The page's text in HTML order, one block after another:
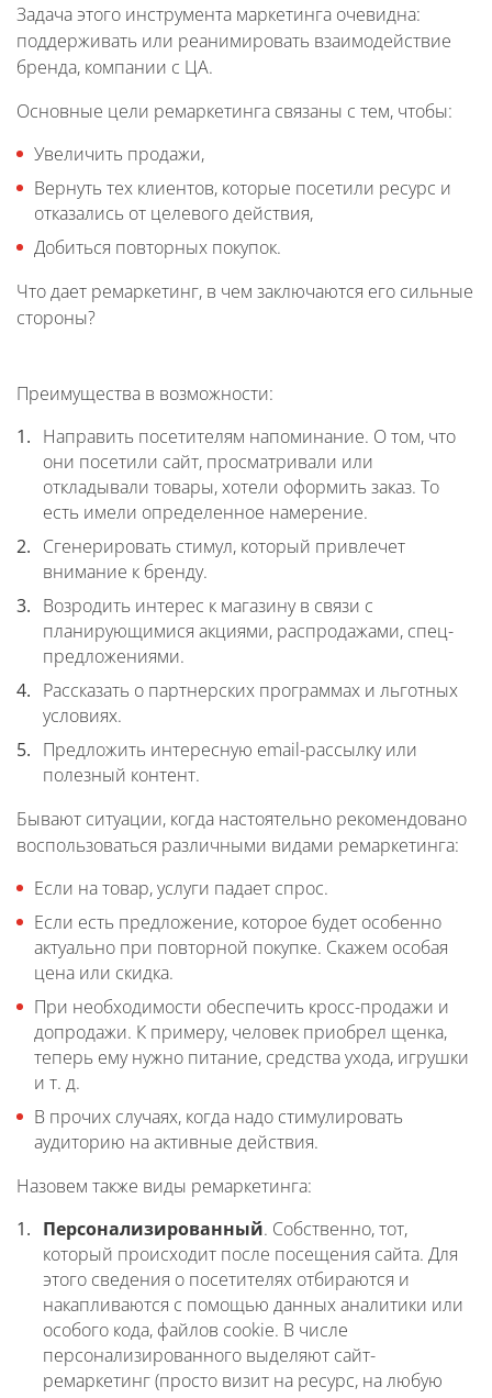
Задача этого инструмента маркетинга очевидна:
поддерживать или реанимировать взаимодействие
бренда, компании с ЦА.
Основные цели ремаркетинга связаны с тем, чтобы:
Увеличить продажи,
Вернуть тех клиентов, которые посетили ресурс и
отказались от целевого действия,
Добиться повторных покупок.
Что дает ремаркетинг, в чем заключаются его сильные
стороны?
Преимущества в возможности:
Направить посетителям напоминание. О том, что
они посетили сайт, просматривали или
откладывали товары, хотели оформить заказ. То
есть имели определенное намерение.
Сгенерировать стимул, который привлечет
внимание к бренду.
Возродить интерес к магазину в связи с
планирующимися акциями, распродажами, спец-
предложениями.
Рассказать о партнерских программах и льготных
условиях.
Предложить интересную email-рассылку или
полезный контент.
Бывают ситуации, когда настоятельно рекомендовано
воспользоваться различными видами ремаркетинга:
Если на товар, услуги падает спрос.
Если есть предложение, которое будет особенно
актуально при повторной покупке. Скажем особая
цена или скидка.
При необходимости обеспечить кросс-продажи и
допродажи. К примеру, человек приобрел щенка,
теперь ему нужно питание, средства ухода, игрушки
и т. д.
В прочих случаях, когда надо стимулировать
аудиторию на активные действия.
Назовем также виды ремаркетинга:
Персонализированный. Собственно, тот,
который происходит после посещения сайта. Для
этого сведения о посетителях отбираются и
накапливаются с помощью данных аналитики или
особого кода, файлов cookie. В числе
персонализированного выделяют сайт-
ремаркетинг (просто визит на ресурс, на любую